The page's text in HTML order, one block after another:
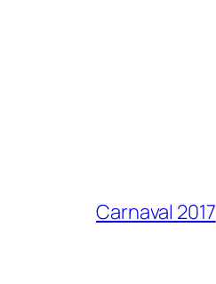
Carnaval 2017